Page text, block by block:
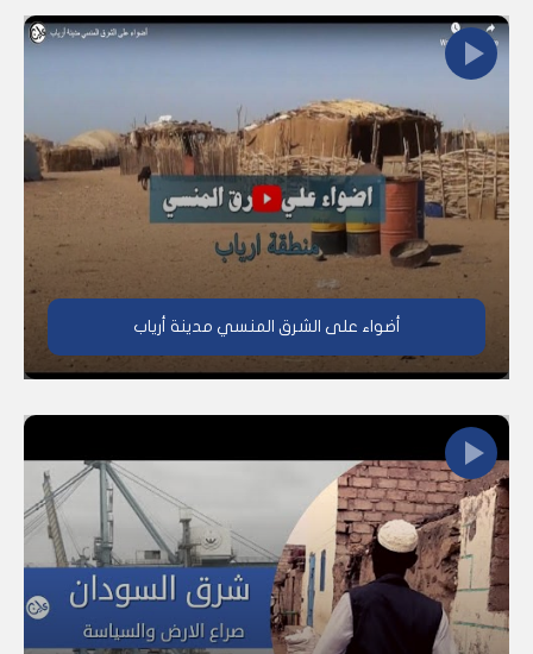
أضواء على الشرق المنسي مدينة أرياب